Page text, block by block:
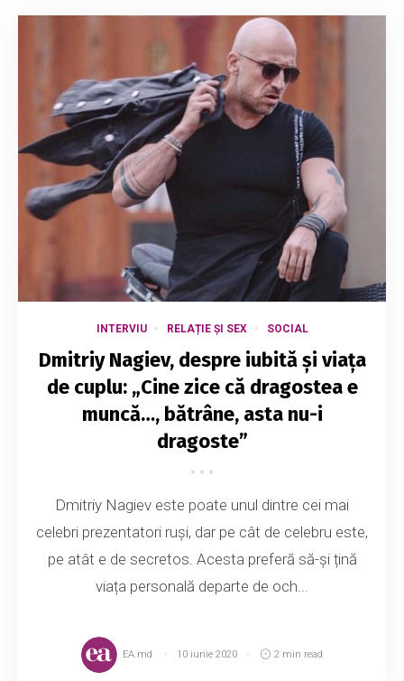
INTERVIU RELAȚIE ȘI SEX SOCIAL
Dmitriy Nagiev, despre iubită și viața
de cuplu: „Cine zice că dragostea e
muncă…, bătrâne, asta nu-i
dragoste”
Dmitriy Nagiev este poate unul dintre cei mai
celebri prezentatori ruși, dar pe cât de celebru este,
pe atât e de secretos. Acesta preferă să-și țină
viața personală departe de och...
EA.md 10 iunie 2020 2 min read